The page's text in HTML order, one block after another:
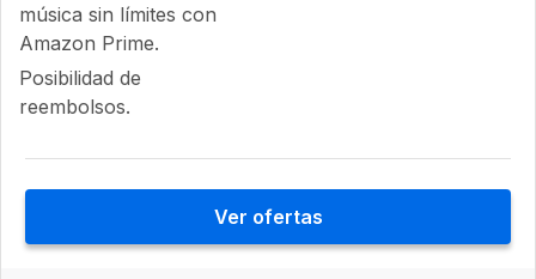
música sin límites con
Amazon Prime.
Posibilidad de
reembolsos.
Ver ofertas